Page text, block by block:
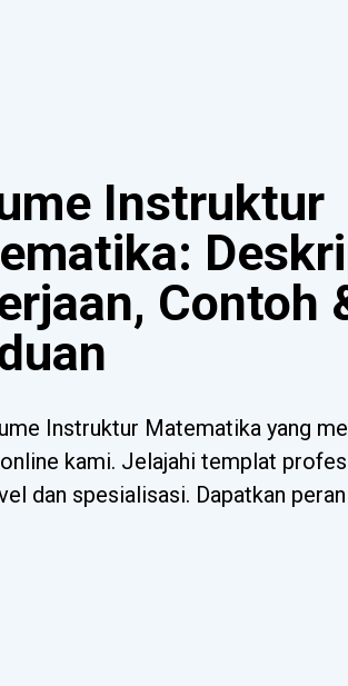
Instruktur
Contoh
Instruktur Matematika yang
kami. Jelajahi templat
dan spesialisasi. Dapatkan